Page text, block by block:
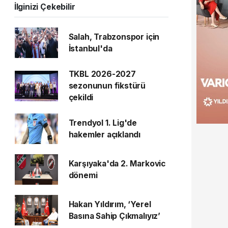
İlginizi Çekebilir
Salah, Trabzonspor için
İstanbul'da
TKBL 2026-2027
sezonunun fikstürü
çekildi
Trendyol 1. Lig'de
hakemler açıklandı
Karşıyaka'da 2. Markovic
dönemi
Hakan Yıldırım, ‘Yerel
Basına Sahip Çıkmalıyız’